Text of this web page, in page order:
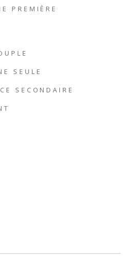
PREMIÈRE
SEULE
SECONDAIRE